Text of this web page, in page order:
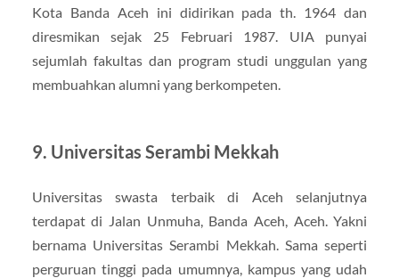
Kota Banda Aceh ini didirikan pada th. 1964 dan
diresmikan sejak 25 Februari 1987. UIA punyai
sejumlah fakultas dan program studi unggulan yang
membuahkan alumni yang berkompeten.
9. Universitas Serambi Mekkah
Universitas swasta terbaik di Aceh selanjutnya
terdapat di Jalan Unmuha, Banda Aceh, Aceh. Yakni
bernama Universitas Serambi Mekkah. Sama seperti
perguruan tinggi pada umumnya, kampus yang udah